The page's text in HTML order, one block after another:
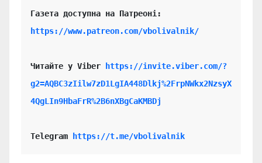
https://www.patreon.com/vbolivalnik/
Читайте у Viber
https://invite.viber.com/?
g2=AQBC3zIilw7zD1LgIA448Dlkj%2FrpNWkx2NzsyX
4QgLIn9HbaFrR%2B6nXBgCaKMBDj
Telegram https://t.me/vbolivalnik